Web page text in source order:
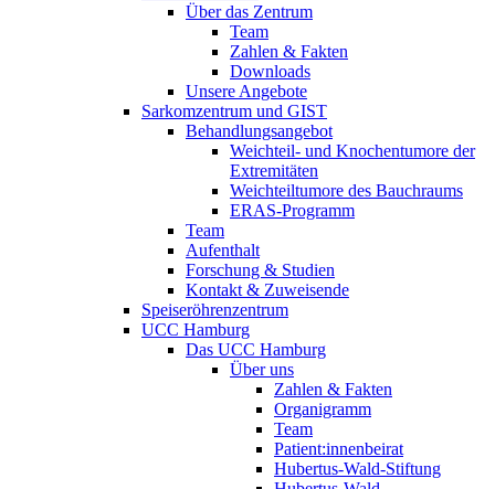
Über das Zentrum
Team
Zahlen & Fakten
Downloads
Unsere Angebote
Sarkomzentrum und GIST
Behandlungsangebot
Weichteil- und Knochentumore der
Extremitäten
Weichteiltumore des Bauchraums
ERAS-Programm
Team
Aufenthalt
Forschung & Studien
Kontakt & Zuweisende
Speiseröhrenzentrum
UCC Hamburg
Das UCC Hamburg
Über uns
Zahlen & Fakten
Organigramm
Team
Patient:innenbeirat
Hubertus-Wald-Stiftung